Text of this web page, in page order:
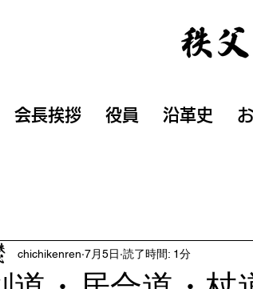
会長挨拶 役員 沿革史
chichikenren 7月5日 読了時間: 1分